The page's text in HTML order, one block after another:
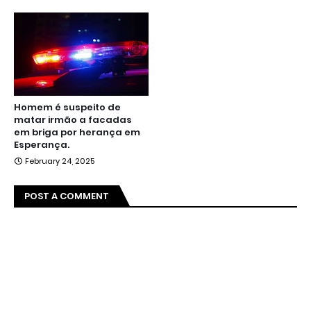
Homem é suspeito de
matar irmão a facadas
em briga por herança em
Esperança.
February 24, 2025
POST A COMMENT